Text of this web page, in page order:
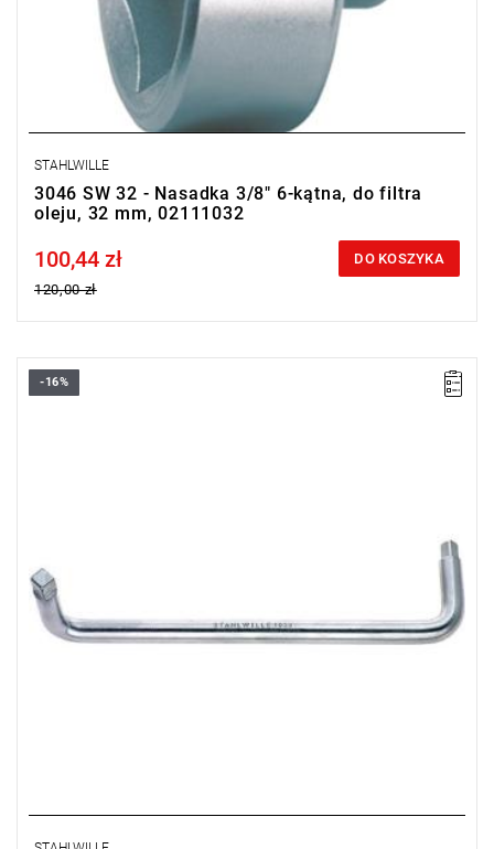
STAHLWILLE
3046 SW 32 - Nasadka 3/8" 6-kątna, do filtra
oleju, 32 mm, 02111032
Price tax included
100,44 zł
120,00 zł
DO KOSZYKA
-16%